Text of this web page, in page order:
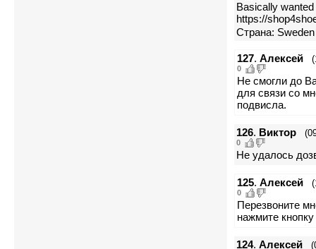
Basically
https://
Страна:
127. Алексей
0
Не смогли до
для связи со
подвисла.
126. Виктор
0
Не удалось
125. Алексей
0
Перезвоните
нажмите
124. Алексей